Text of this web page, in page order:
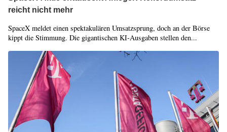
reicht nicht mehr
SpaceX meldet einen spektakulären Umsatzsprung, doch an der Börse
kippt die Stimmung. Die gigantischen KI-Ausgaben stellen den...